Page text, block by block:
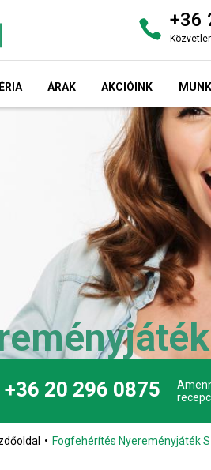
+36
ÁRAK AKCIÓINK
+36 20 296 0875
Fogfehérítés Nyereményjáték